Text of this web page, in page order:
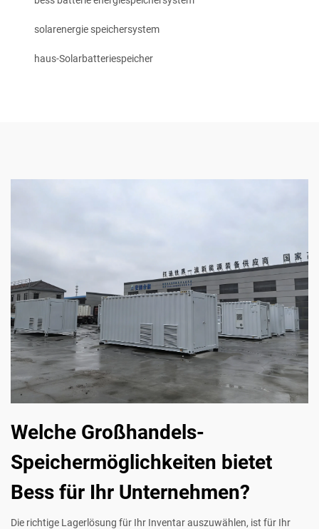
solarenergie speichersystem
haus-Solarbatteriespeicher
Welche Großhandels-
Speichermöglichkeiten bietet
Bess für Ihr Unternehmen?
Die richtige Lagerlösung für Ihr Inventar auszuwählen, ist für Ihr